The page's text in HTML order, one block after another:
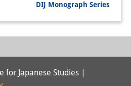
DIJ Monograph Series
Japanese Studies |